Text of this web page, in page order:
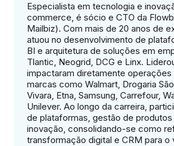
Especialista em tecnologia e
commerce, é sócio e CTO da
Mailbiz). Com mais de 20 anos de
atuou no desenvolvimento de
BI e arquitetura de soluções em
Tlantic, Neogrid, DCG e Linx.
impactaram diretamente operações
marcas como Walmart, Drogaria
Vivara, Etna, Samsung, Carrefour,
Unilever. Ao longo da carreira,
de plataformas, gestão de
inovação, consolidando-se como
transformação digital e CRM para o